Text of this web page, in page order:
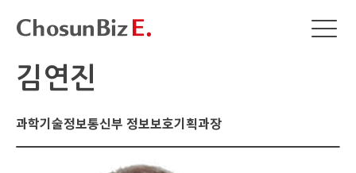
김연진
과학기술정보통신부 정보보호기획과장